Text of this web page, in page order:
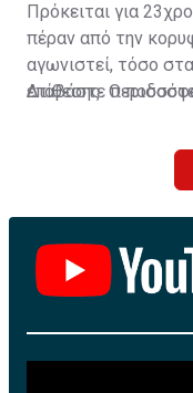
Πρόκειται για
πέραν από την
αγωνιστεί, τόσο
επίθεσης. Ο
Διαβάστε